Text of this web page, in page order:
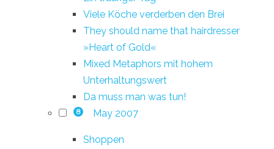
Viele Köche verderben den Brei
They should name that hairdresser
»Heart of Gold«
Mixed Metaphors mit hohem
Unterhaltungswert
Da muss man was tun!
8 May 2007
Shoppen